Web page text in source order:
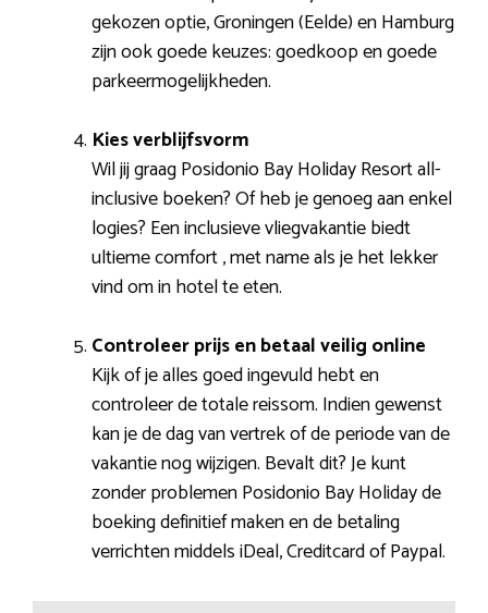
gekozen optie, Groningen (Eelde) en Hamburg
zijn ook goede keuzes: goedkoop en goede
parkeermogelijkheden.
Kies verblijfsvorm
Wil jij graag Posidonio Bay Holiday Resort all-
inclusive boeken? Of heb je genoeg aan enkel
logies? Een inclusieve vliegvakantie biedt
ultieme comfort , met name als je het lekker
vind om in hotel te eten.
Controleer prijs en betaal veilig online
Kijk of je alles goed ingevuld hebt en
controleer de totale reissom. Indien gewenst
kan je de dag van vertrek of de periode van de
vakantie nog wijzigen. Bevalt dit? Je kunt
zonder problemen Posidonio Bay Holiday de
boeking definitief maken en de betaling
verrichten middels iDeal, Creditcard of Paypal.